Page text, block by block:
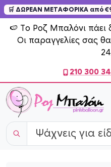
🛒 ΔΩΡΕΑΝ ΜΕΤΑΦΟΡΙΚΑ από
🍉 Το Ροζ Μπαλόνι πάει
Οι παραγγελίες σας
Skip to content
210 300